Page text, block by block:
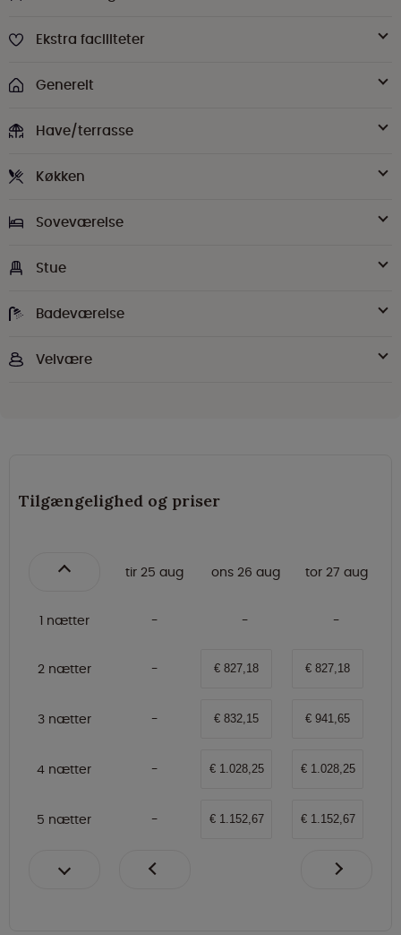
Ekstra faciliteter
Generelt
Have/terrasse
Køkken
Soveværelse
Stue
Badeværelse
Velvære
Tilgængelighed og priser
tir 25 aug ons 26 aug tor 27 aug
1 nætter
2 nætter € 827,18 € 827,18
3 nætter € 832,15 € 941,65
4 nætter € 1.028,25 € 1.028,25
5 nætter € 1.152,67 € 1.152,67